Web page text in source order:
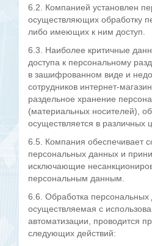
6.2. Компанией установлен
осуществляющих обработку
либо имеющих к ним доступ.
6.3. Наиболее критичные
доступа к персональному
в зашифрованном виде и
сотрудников интернет-
раздельное хранение
(материальных носителей),
осуществляется в различных
6.5. Компания обеспечивает
персональных данных и
исключающие
персональным данным.
6.6. Обработка персональных
осуществляемая с
автоматизации, проводится
следующих действий: